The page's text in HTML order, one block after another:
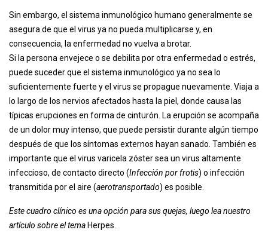
Sin embargo, el sistema inmunológico humano generalmente se
asegura de que el virus ya no pueda multiplicarse y, en
consecuencia, la enfermedad no vuelva a brotar.
Si la persona envejece o se debilita por otra enfermedad o estrés,
puede suceder que el sistema inmunológico ya no sea lo
suficientemente fuerte y el virus se propague nuevamente. Viaja a
lo largo de los nervios afectados hasta la piel, donde causa las
típicas erupciones en forma de cinturón. La erupción se acompaña
de un dolor muy intenso, que puede persistir durante algún tiempo
después de que los síntomas externos hayan sanado. También es
importante que el virus varicela zóster sea un virus altamente
infeccioso, de contacto directo (Infección por frotis) o infección
transmitida por el aire (aerotransportado) es posible.
Este cuadro clínico es una opción para sus quejas, luego lea nuestro
artículo sobre el tema Herpes.